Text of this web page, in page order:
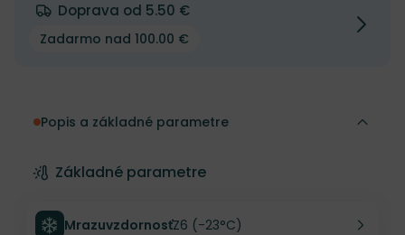
Doprava od 5.50 €
Zadarmo nad 100.00 €
Popis a základné parametre
Základné parametre
MrazuvzdornosťZ6 (-23°C)